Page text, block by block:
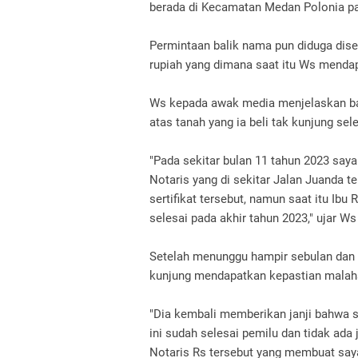
berada di Kecamatan Medan Polonia
Permintaan balik nama pun diduga
rupiah yang dimana saat itu Ws
Ws kepada awak media menjelaskan
atas tanah yang ia beli tak kunjung
"Pada sekitar bulan 11 tahun 2023
Notaris yang di sekitar Jalan Juanda
sertifikat tersebut, namun saat itu Ibu
selesai pada akhir tahun 2023," ujar
Setelah menunggu hampir sebulan
kunjung mendapatkan kepastian
"Dia kembali memberikan janji bahwa
ini sudah selesai pemilu dan tidak
Notaris Rs tersebut yang membuat